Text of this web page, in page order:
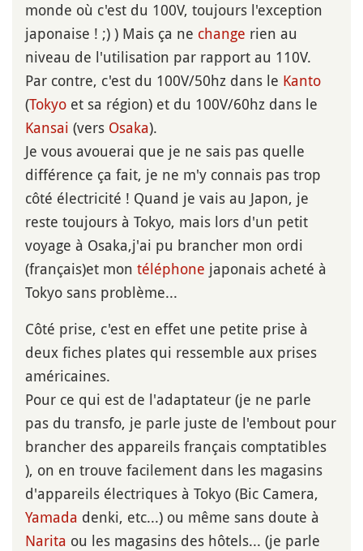
monde où c'est du 100V, toujours l'exception
japonaise ! ;) ) Mais ça ne change rien au
niveau de l'utilisation par rapport au 110V.
Par contre, c'est du 100V/50hz dans le Kanto
(Tokyo et sa région) et du 100V/60hz dans le
Kansai (vers Osaka).
Je vous avouerai que je ne sais pas quelle
différence ça fait, je ne m'y connais pas trop
côté électricité ! Quand je vais au Japon, je
reste toujours à Tokyo, mais lors d'un petit
voyage à Osaka,j'ai pu brancher mon ordi
(français)et mon téléphone japonais acheté à
Tokyo sans problème...
Côté prise, c'est en effet une petite prise à
deux fiches plates qui ressemble aux prises
américaines.
Pour ce qui est de l'adaptateur (je ne parle
pas du transfo, je parle juste de l'embout pour
brancher des appareils français comptatibles
), on en trouve facilement dans les magasins
d'appareils électriques à Tokyo (Bic Camera,
Yamada denki, etc...) ou même sans doute à
Narita ou les magasins des hôtels... (je parle